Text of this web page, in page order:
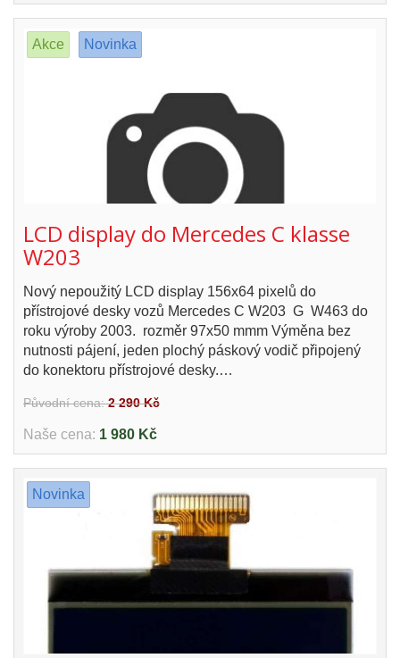
Akce Novinka
LCD display do Mercedes C klasse
W203
Nový nepoužitý LCD display 156x64 pixelů do
přístrojové desky vozů Mercedes C W203 G W463 do
roku výroby 2003. rozměr 97x50 mmm Výměna bez
nutnosti pájení, jeden plochý páskový vodič připojený
do konektoru přístrojové desky.…
Původní cena:2 290 Kč
Naše cena: 1 980 Kč
Novinka